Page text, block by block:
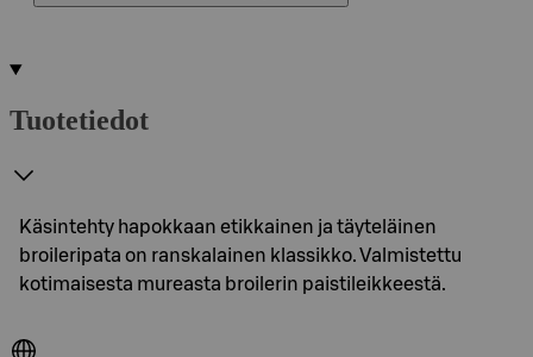
Tuotetiedot
Käsintehty hapokkaan etikkainen ja täyteläinen
broileripata on ranskalainen klassikko. Valmistettu
kotimaisesta mureasta broilerin paistileikkeestä.